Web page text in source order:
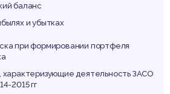
баланс
и убытках
при формировании портфеля
характеризующие деятельность ЗАСО
2015 гг